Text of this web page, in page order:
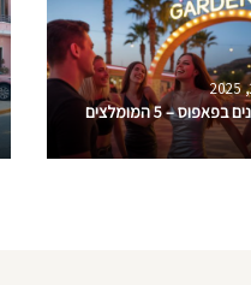
מועדונים בפאפוס – 5 המומלצים